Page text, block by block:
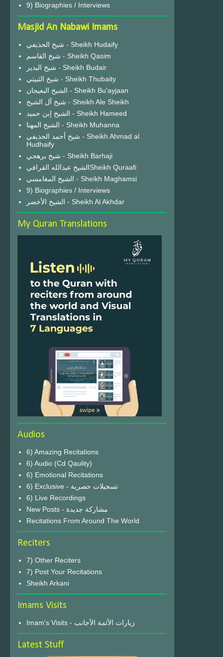
9) Biographies / Interviews
Masjid An Nabawi Imams
شيخ الحذيفي - Sheikh Hudaify
شيخ القاسم - Sheikh Qasim
شيخ البدير - Sheikh Budair
شيخ الثبيتي - Sheikh Thubaity
الشيخ البعيجان - Sheikh Bu'ayjaan
شيخ آل الشيخ - Sheikh Ale Sheikh
الشيخ إبن حميد - Sheikh Hameed
الشيخ المهنا - Sheikh Muhanna
شيخ أحمد الحذيفي - Sheikh Ahmad al
Hudhaify
شيخ برهجي - Sheikh Barhaji
الشيخ عبدالله القرافيSheikh Quraafi
الشيخ المغامسي - Sheikh Maghamsi
9) Biographies / Interviews
الشيخ الأخضر - Sheikh Al Akhdar
My Quran Translations
Audios
6) Amazing Recitations
6) Audio (Cd Qaulity)
6) Emotional Recitations
6) Exclusive - تسجيلات حصرية
6) Live Recordings
New Posts - مشاركة جديدة
Recitations From Around The World
Reciters
7) Other Reciters
7) Post Your Recitations
Sheikh Arkani
Imams Visits
Imam's Visits - زيارات الأئمة الأجانب
Latest Stuff